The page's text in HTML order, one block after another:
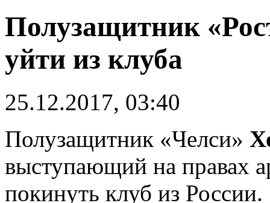
Полузащитник
уйти из клуба
25.12.2017, 03:40
Полузащитник «Челси»
выступающий на правах
покинуть клуб из России.